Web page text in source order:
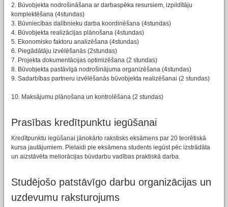
2. Būvobjekta nodrošināšana ar darbaspēka resursiem, izpildītāju
komplektēšana (4stundas)
3. Būvniecības dalībnieku darba koordinēšana (4stundas)
4. Būvobjekta realizācijas plānošana (4stundas)
5. Ekonomisko faktoru analizēšana (4stundas)
6. Piegādātāju izvēlēšanās (2stundas)
7. Projekta dokumentācijas optimizēšana (2 stundas)
8. Būvobjekta pastāvīgā nodrošinājuma organizēšana (4stundas)
9. Sadarbības partneru izvēlēšanās būvobjekta realizēšanai (2 stundas)
10. Maksājumu plānošana un kontrolēšana (2 stundas)
Prasības kredītpunktu iegūšanai
Kredītpunktu iegūšanai jānokārto rakstisks eksāmens par 20 teorētiskā
kursa jautājumiem. Pielaidi pie eksāmena students iegūst pēc izstrādāta
un aizstāvēta meliorācijas būvdarbu vadības praktiskā darba.
Studējošo patstāvīgo darbu organizācijas un
uzdevumu raksturojums